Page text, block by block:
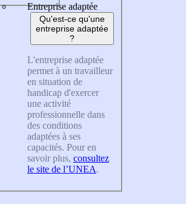
Entreprise adaptée
Qu'est-ce qu'une
entreprise adaptée
?
L'entreprise adaptée
permet à un travailleur
en situation de
handicap d'exercer
une activité
professionnelle dans
des conditions
adaptées à ses
capacités. Pour en
savoir plus, consultez
le site de l’UNEA.